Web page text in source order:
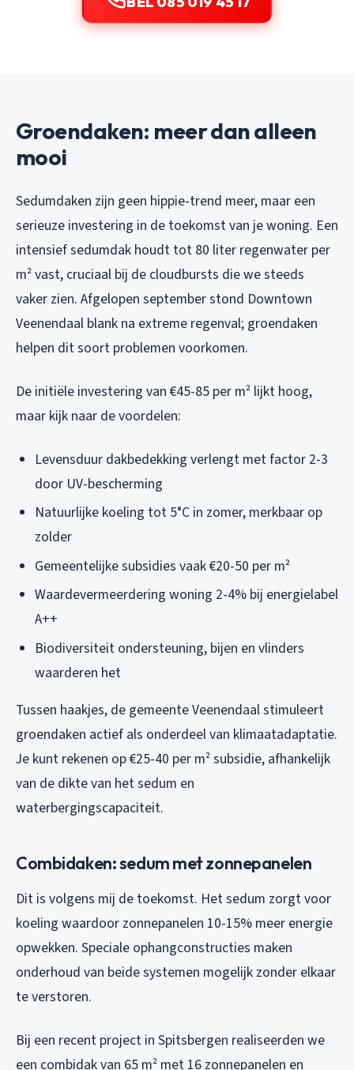
Groendaken: meer dan alleen
mooi
Sedumdaken zijn geen hippie-trend meer, maar een
serieuze investering in de toekomst van je woning. Een
intensief sedumdak houdt tot 80 liter regenwater per
m² vast, cruciaal bij de cloudbursts die we steeds
vaker zien. Afgelopen september stond Downtown
Veenendaal blank na extreme regenval; groendaken
helpen dit soort problemen voorkomen.
De initiële investering van €45-85 per m² lijkt hoog,
maar kijk naar de voordelen:
Levensduur dakbedekking verlengt met factor 2-3
door UV-bescherming
Natuurlijke koeling tot 5°C in zomer, merkbaar op
zolder
Gemeentelijke subsidies vaak €20-50 per m²
Waardevermeerdering woning 2-4% bij energielabel
A++
Biodiversiteit ondersteuning, bijen en vlinders
waarderen het
Tussen haakjes, de gemeente Veenendaal stimuleert
groendaken actief als onderdeel van klimaatadaptatie.
Je kunt rekenen op €25-40 per m² subsidie, afhankelijk
van de dikte van het sedum en
waterbergingscapaciteit.
Combidaken: sedum met zonnepanelen
Dit is volgens mij de toekomst. Het sedum zorgt voor
koeling waardoor zonnepanelen 10-15% meer energie
opwekken. Speciale ophangconstructies maken
onderhoud van beide systemen mogelijk zonder elkaar
te verstoren.
Bij een recent project in Spitsbergen realiseerden we
een combidak van 65 m² met 16 zonnepanelen en